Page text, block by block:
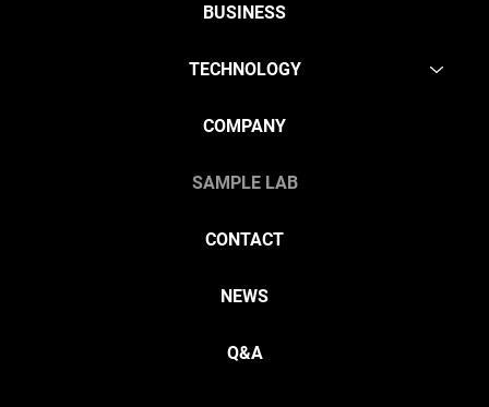
BUSINESS
TECHNOLOGY
COMPANY
SAMPLE LAB
CONTACT
NEWS
Q&A